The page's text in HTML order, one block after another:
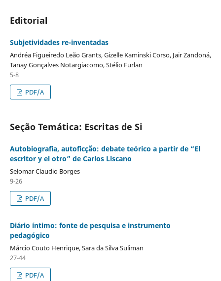
Editorial
Subjetividades re-inventadas
Andréa Figueiredo Leão Grants, Gizelle Kaminski Corso, Jair Zandoná,
Tanay Gonçalves Notargiacomo, Stélio Furlan
5-8
PDF/A
Seção Temática: Escritas de Si
Autobiografia, autoficção: debate teórico a partir de “El
escritor y el otro” de Carlos Liscano
Selomar Claudio Borges
9-26
PDF/A
Diário íntimo: fonte de pesquisa e instrumento
pedagógico
Márcio Couto Henrique, Sara da Silva Suliman
27-44
PDF/A